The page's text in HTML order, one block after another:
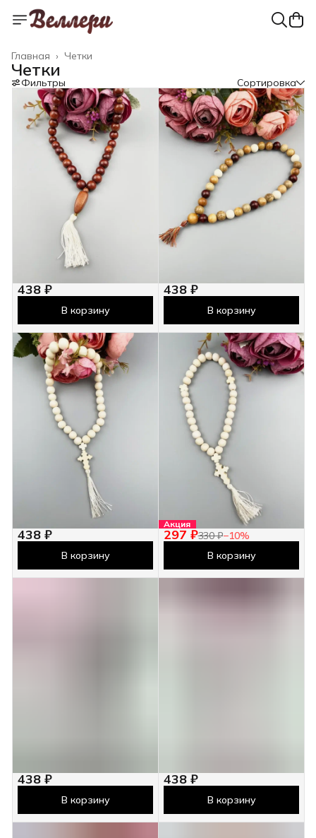
Четки
Главная ›
Четки
Фильтры Сортировка
438 ₽
В корзину
438 ₽
В корзину
438 ₽
В корзину
Акция
297 ₽330 ₽−10%
В корзину
438 ₽
В корзину
438 ₽
В корзину